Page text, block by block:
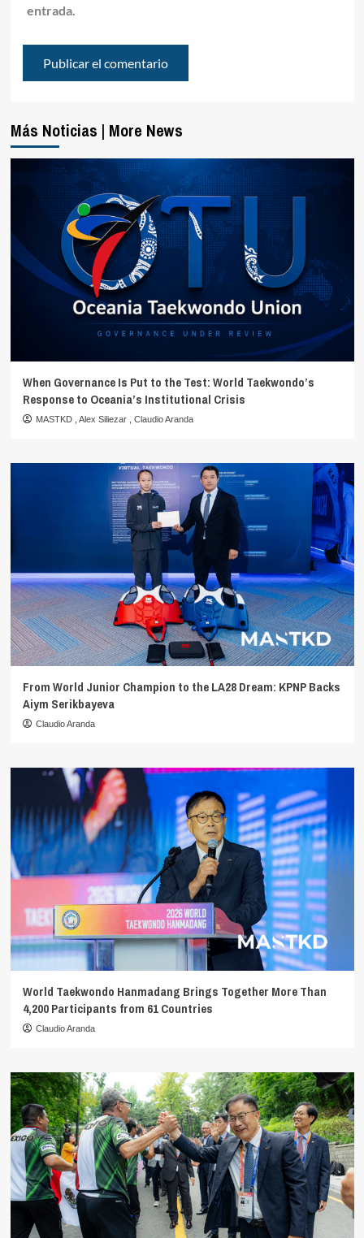
entrada.
Más Noticias | More News
When Governance Is Put to the Test: World Taekwondo’s
Response to Oceania’s Institutional Crisis
MASTKD Alex Siliezar Claudio Aranda
From World Junior Champion to the LA28 Dream: KPNP Backs
Aiym Serikbayeva
Claudio Aranda
World Taekwondo Hanmadang Brings Together More Than
4,200 Participants from 61 Countries
Claudio Aranda